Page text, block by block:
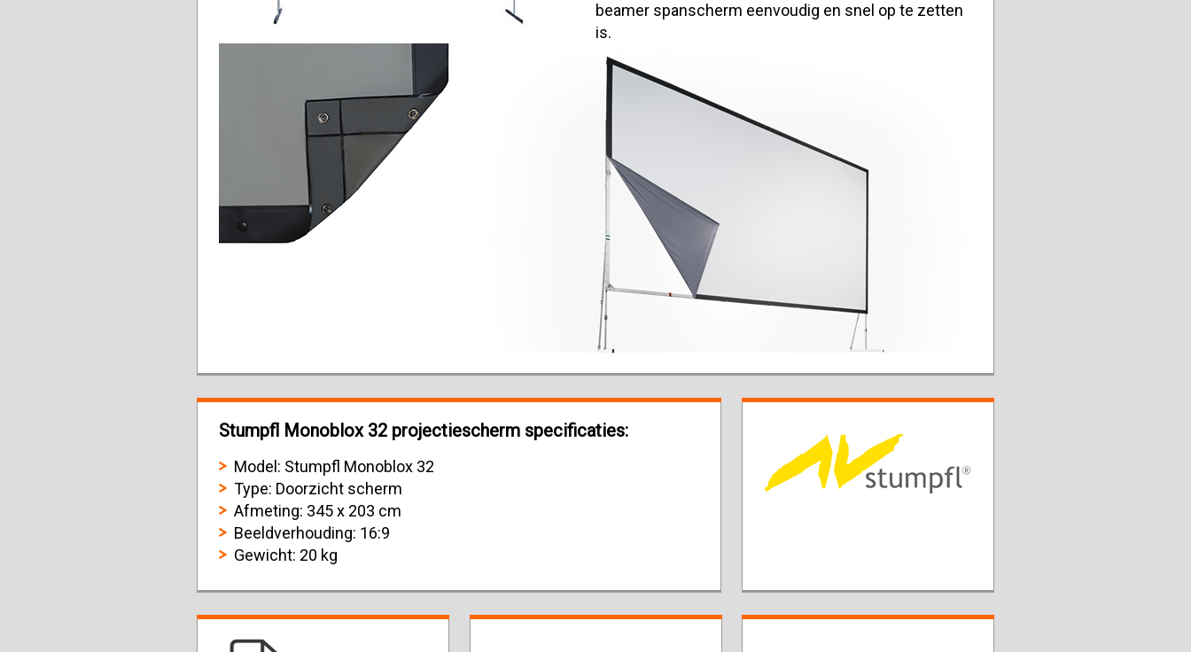
beamer spanscherm eenvoudig en snel op te zetten
is.
Stumpfl Monoblox 32 projectiescherm specificaties:
Model: Stumpfl Monoblox 32
Type: Doorzicht scherm
Afmeting: 345 x 203 cm
Beeldverhouding: 16:9
Gewicht: 20 kg